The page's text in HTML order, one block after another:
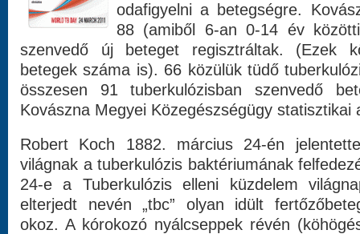
odafigyelni a betegségre.
88 (amiből 6-an 0-14 év
szenvedő új beteget regisztráltak. (Ezek
betegek száma is). 66 közülük tüdő
összesen 91 tuberkulózisban szenvedő
Kovászna Megyei Közegészségügy statisztikai
Robert Koch 1882. március 24-én
világnak a tuberkulózis baktériumának
24-e a Tuberkulózis elleni küzdelem
elterjedt nevén „tbc” olyan idült
okoz. A kórokozó nyálcseppek révén